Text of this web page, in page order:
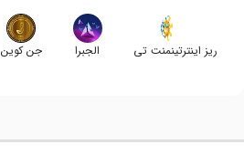
ریز اینترتینمنت تی الجبرا جن کوین